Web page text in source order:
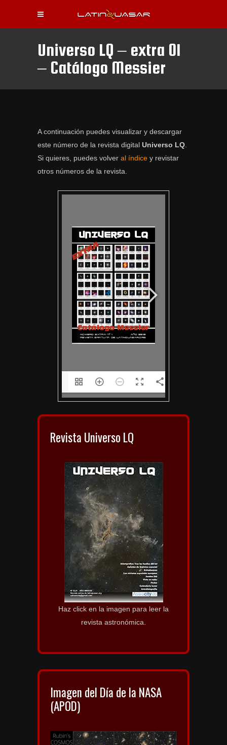
Universo LQ – extra 01
– Catálogo Messier
A continuación puedes visualizar y descargar
este número de la revista digital Universo LQ
Si quieres, puedes volver al índice y revistar
otros números de la revista.
Revista Universo LQ
Haz click en la imagen para leer la
revista astronómica.
Imagen del Día de la NASA
(APOD)